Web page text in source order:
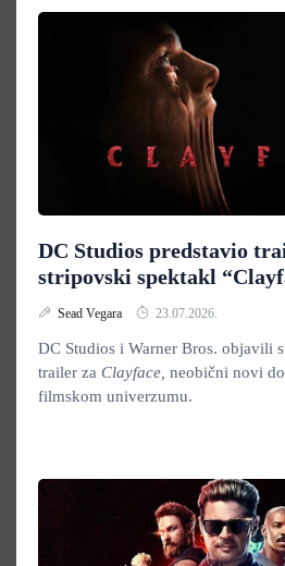
DC Studios predstavio
stripovski spektakl
Sead Vegara 23.07.2026.
DC Studios i Warner Bros. objavili
trailer za Clayface, neobični novi
filmskom univerzumu.